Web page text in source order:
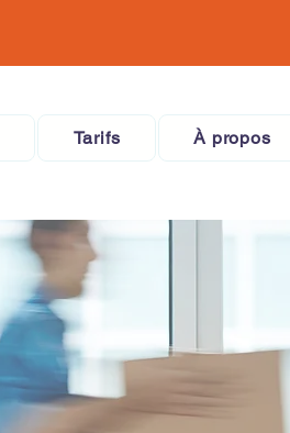
Tarifs À propos